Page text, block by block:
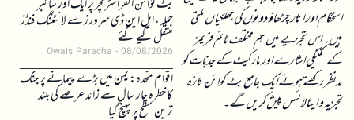
استحکام اور اتار چڑھاؤ دونوں کی جھلکیاں ملتی
ہیں۔ اس تجزیے میں ہم مختلف ٹائم فریمز
کے تکنیکی اشارے اور مارکیٹ کے جذبات کو
مدنظر رکھتے ہوئے ایک جامع بٹ کوائن تازہ
تجزیہ و اینالائسس پیش کریں گے۔
بٹ کوائن انفراسٹرکچر پر ایک اور سائبر
حملہ، ایل این ڈی سرورز سے لائٹننگ فنڈز
منتقل کیے گئے
Owais Paracha 08/08/2026
اقوام متحدہ: یمن میں بڑے پیمانے پر جنگ
کا خطرہ چار سال سے زائد عرصے کی بلند
ترین سطح پر پہنچ گیا